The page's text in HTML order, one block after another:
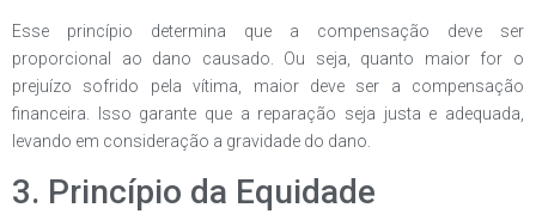
Esse princípio determina que a compensação deve ser
proporcional ao dano causado. Ou seja, quanto maior for o
prejuízo sofrido pela vítima, maior deve ser a compensação
financeira. Isso garante que a reparação seja justa e adequada,
levando em consideração a gravidade do dano.
3. Princípio da Equidade